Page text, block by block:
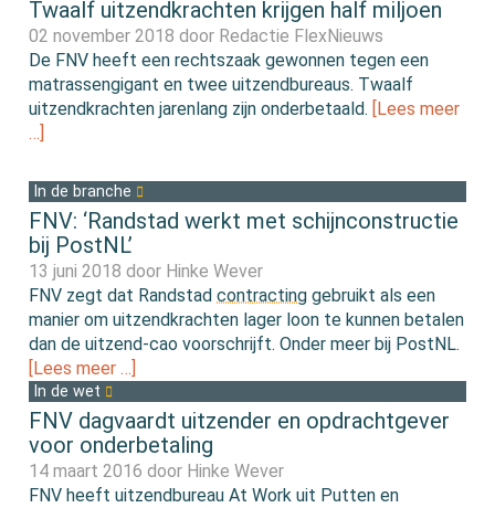
Twaalf uitzendkrachten krijgen half miljoen
02 november 2018 door Redactie FlexNieuws
De FNV heeft een rechtszaak gewonnen tegen een
matrassengigant en twee uitzendbureaus. Twaalf
uitzendkrachten jarenlang zijn onderbetaald. [Lees meer
…]
In de branche
FNV: ‘Randstad werkt met schijnconstructie
bij PostNL’
13 juni 2018 door Hinke Wever
FNV zegt dat Randstadcontracting gebruikt als een
manier om uitzendkrachten lager loon te kunnen betalen
dan de uitzend-cao voorschrijft. Onder meer bij PostNL.
[Lees meer …]
In de wet
FNV dagvaardt uitzender en opdrachtgever
voor onderbetaling
14 maart 2016 door Hinke Wever
FNV heeft uitzendbureau At Work uit Putten en